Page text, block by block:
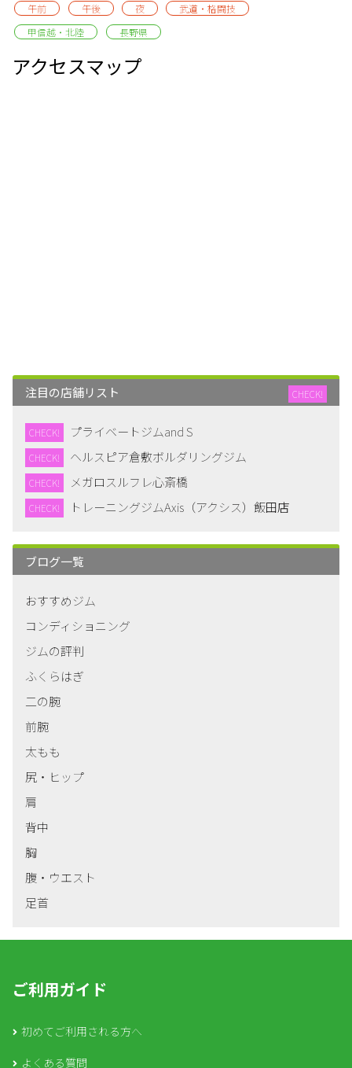
午前
午後 夜
武道・格闘技
甲信越・北陸
長野県
アクセスマップ
注目の店舗リスト CHECK!
CHECK! プライベートジムand S
CHECK! ヘルスピア倉敷ボルダリングジム
CHECK! メガロスルフレ心斎橋
CHECK! トレーニングジムAxis（アクシス）飯田店
ブログ一覧
おすすめジム
コンディショニング
ジムの評判
ふくらはぎ
二の腕
前腕
太もも
尻・ヒップ
肩
背中
胸
腹・ウエスト
足首
ご利用ガイド
初めてご利用される方へ
よくある質問